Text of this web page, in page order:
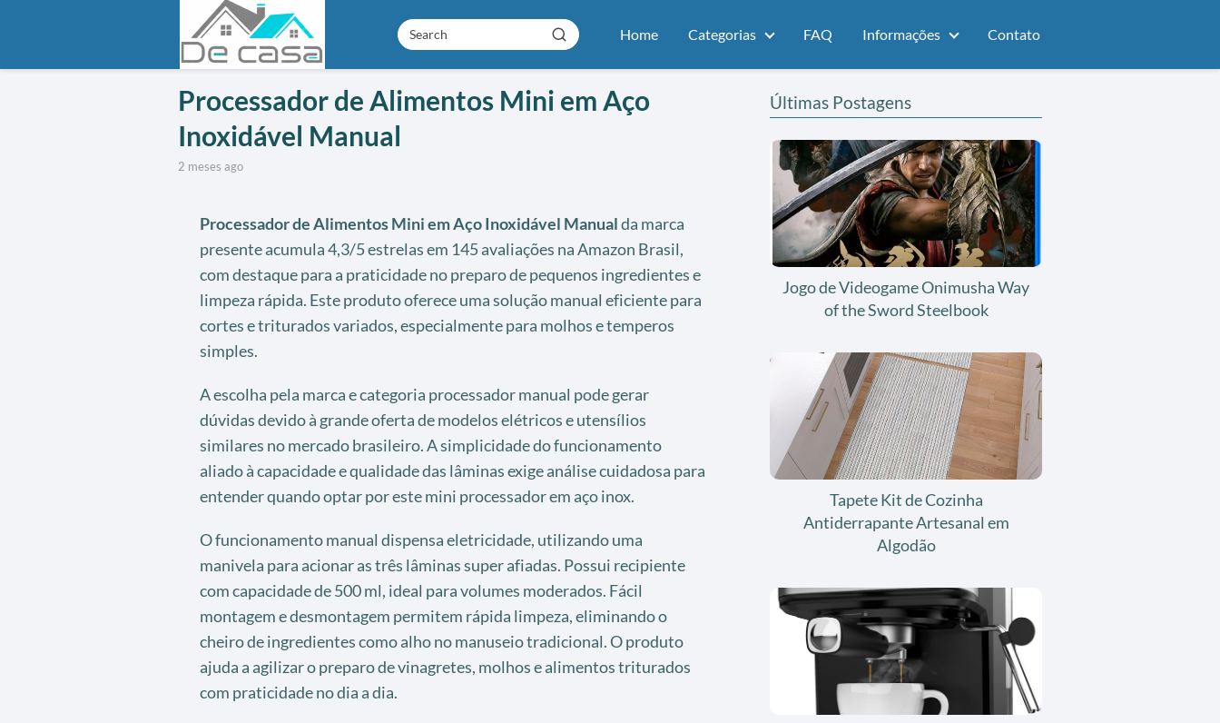
Home Categorias FAQ Informações Contato
Processador de Alimentos Mini em Aço
Inoxidável Manual
2 meses ago
Processador de Alimentos Mini em Aço Inoxidável Manualda marca
presente acumula 4,3/5 estrelas em 145 avaliações na Amazon Brasil,
com destaque para a praticidade no preparo de pequenos ingredientes e
limpeza rápida. Este produto oferece uma solução manual eficiente para
cortes e triturados variados, especialmente para molhos e temperos
simples.
A escolha pela marca e categoria processador manual pode gerar
dúvidas devido à grande oferta de modelos elétricos e utensílios
similares no mercado brasileiro. A simplicidade do funcionamento
aliado à capacidade e qualidade das lâminas exige análise cuidadosa para
entender quando optar por este mini processador em aço inox.
O funcionamento manual dispensa eletricidade, utilizando uma
manivela para acionar as três lâminas super afiadas. Possui recipiente
com capacidade de 500 ml, ideal para volumes moderados. Fácil
montagem e desmontagem permitem rápida limpeza, eliminando o
cheiro de ingredientes como alho no manuseio tradicional. O produto
ajuda a agilizar o preparo de vinagretes, molhos e alimentos triturados
com praticidade no dia a dia.
Últimas Postagens
Jogo de Videogame Onimusha Way
of the Sword Steelbook
Tapete Kit de Cozinha
Antiderrapante Artesanal em
Algodão